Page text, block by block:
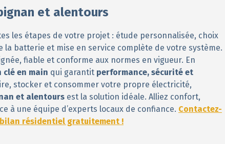
et alentours
les étapes de votre projet : étude personnalisée, choix
batterie et mise en service complète de votre système.
fiable et conforme aux normes en vigueur. En
en main qui garantit performance, sécurité et
stocker et consommer votre propre électricité,
et alentours est la solution idéale. Alliez confort,
à une équipe d’experts locaux de confiance. Contactez-
résidentiel gratuitement !